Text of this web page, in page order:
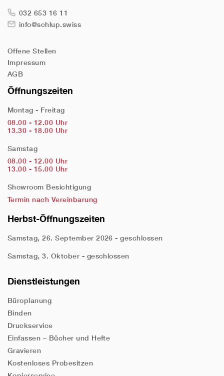
032 653 16 11
info@schlup.swiss
Offene Stellen
Impressum
AGB
Öffnungszeiten
Montag - Freitag
08.00 - 12.00 Uhr
13.30 - 18.00 Uhr
Samstag
08.00 - 12.00 Uhr
13.00 - 15.00 Uhr
Showroom Besichtigung
Termin nach Vereinbarung
Herbst-Öffnungszeiten
Samstag, 26. September 2026 - geschlossen
Samstag, 3. Oktober - geschlossen
Dienstleistungen
Büroplanung
Binden
Druckservice
Einfassen – Bücher und Hefte
Gravieren
Kostenloses Probesitzen